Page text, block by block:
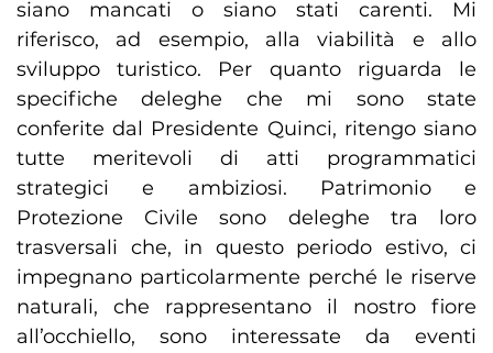
siano mancati o siano stati carenti. Mi
riferisco, ad esempio, alla viabilità e allo
sviluppo turistico. Per quanto riguarda le
specifiche deleghe che mi sono state
conferite dal Presidente Quinci, ritengo siano
tutte meritevoli di atti programmatici
strategici e ambiziosi. Patrimonio e
Protezione Civile sono deleghe tra loro
trasversali che, in questo periodo estivo, ci
impegnano particolarmente perché le riserve
naturali, che rappresentano il nostro fiore
all’occhiello, sono interessate da eventi